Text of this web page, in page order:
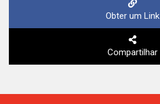
Obter um Link
Compartilhar